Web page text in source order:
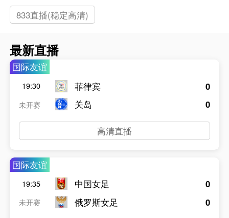
833直播(稳定高清)
最新直播
国际友谊
19:30
未开赛
菲律宾
关岛
0
0
高清直播
国际友谊
19:35
未开赛
中国女足
俄罗斯女足
0
0